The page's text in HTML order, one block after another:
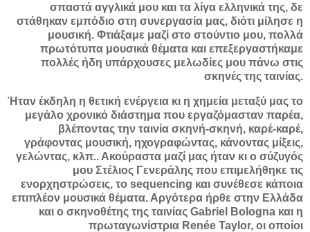
σπαστά αγγλικά μου και τα λίγα ελληνικά της, δε
στάθηκαν εμπόδιο στη συνεργασία μας, διότι μίλησε η
μουσική. Φτιάξαμε μαζί στο στούντιο μου, πολλά
πρωτότυπα μουσικά θέματα και επεξεργαστήκαμε
πολλές ήδη υπάρχουσες μελωδίες μου πάνω στις
σκηνές της ταινίας.
Ήταν έκδηλη η θετική ενέργεια κι η χημεία μεταξύ μας το
μεγάλο χρονικό διάστημα που εργαζόμασταν παρέα,
βλέποντας την ταινία σκηνή-σκηνή, καρέ-καρέ,
γράφοντας μουσική, ηχογραφώντας, κάνοντας μίξεις,
γελώντας, κλπ.. Ακούραστα μαζί μας ήταν κι ο σύζυγός
μου Στέλιος Γενεράλης που επιμελήθηκε τις
ενορχηστρώσεις, το sequencing και συνέθεσε κάποια
επιπλέον μουσικά θέματα. Αργότερα ήρθε στην Ελλάδα
και ο σκηνοθέτης της ταινίας Gabriel Bologna και η
πρωταγωνίστρια Renée Taylor, οι οποίοι